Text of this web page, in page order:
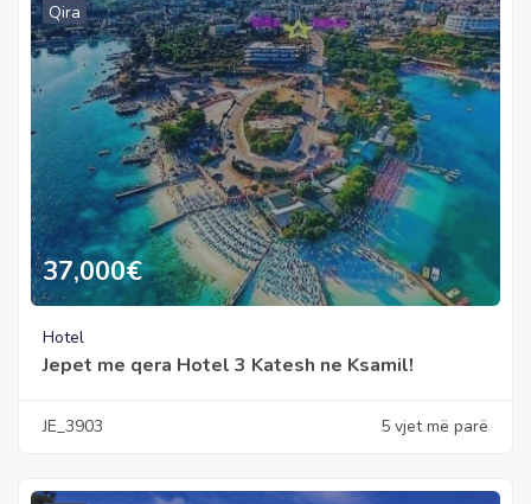
Qira
37,000€
Hotel
Jepet me qera Hotel 3 Katesh ne Ksamil!
JE_3903 5 vjet më parë